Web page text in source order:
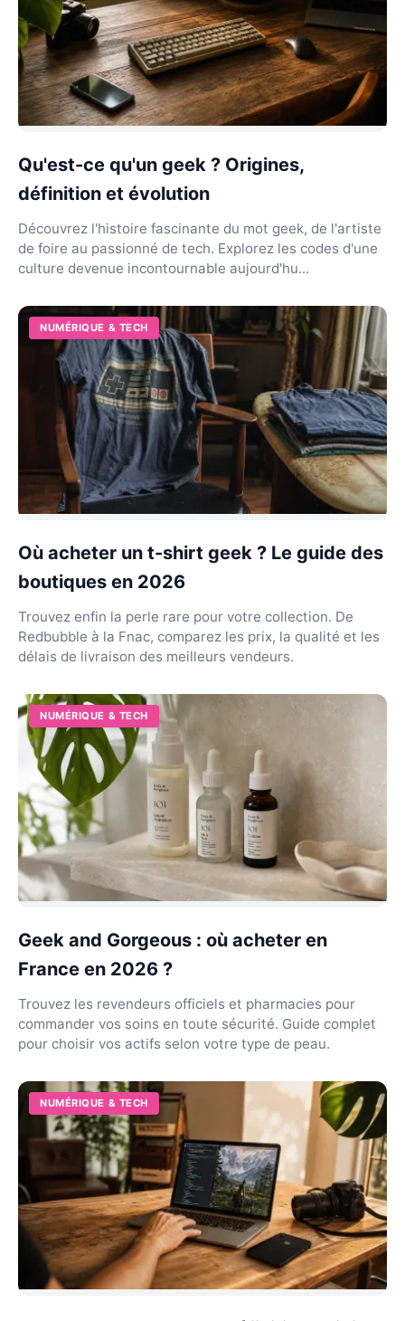
Qu'est-ce qu'un geek ? Origines,
définition et évolution
Découvrez l'histoire fascinante du mot geek, de l'artiste
de foire au passionné de tech. Explorez les codes d'une
culture devenue incontournable aujourd'hu...
NUMÉRIQUE & TECH
Où acheter un t-shirt geek ? Le guide des
boutiques en 2026
Trouvez enfin la perle rare pour votre collection. De
Redbubble à la Fnac, comparez les prix, la qualité et les
délais de livraison des meilleurs vendeurs.
NUMÉRIQUE & TECH
Geek and Gorgeous : où acheter en
France en 2026 ?
Trouvez les revendeurs officiels et pharmacies pour
commander vos soins en toute sécurité. Guide complet
pour choisir vos actifs selon votre type de peau.
NUMÉRIQUE & TECH